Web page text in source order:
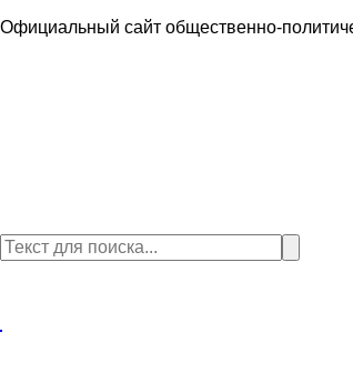
Официальный сайт общественно-